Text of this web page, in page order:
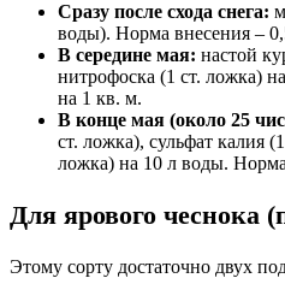
Сразу после схода снега:
воды). Норма внесения –
В середине мая: настой
нитрофоска (1 ст. ложка)
на 1 кв. м.
В конце мая (около 25
ст. ложка), сульфат калия
ложка) на 10 л воды.
Для ярового чеснока
Этому сорту достаточно двух